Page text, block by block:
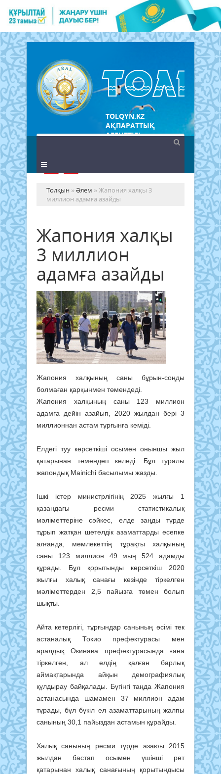
TOLQYN.KZ
АҚПАРАТТЫҚ
АГЕНТТІГІ
Толқын »Әлем » Жапония халқы 3
миллион адамға азайды
Жапония халқы
3 миллион
адамға азайды
Жапония халқының саны бұрын-соңды
болмаған қарқынмен төмендеді.
Жапония халқының саны 123 миллион
адамға дейін азайып, 2020 жылдан бері 3
миллионнан астам тұрғынға кеміді.
Елдегі туу көрсеткіші осымен оныншы жыл
қатарынан төмендеп келеді. Бұл туралы
жапондық Mainichi басылымы жазды.
Ішкі істер министрлігінің 2025 жылғы 1
қазандағы ресми статистикалық
мәліметтеріне сәйкес, елде заңды түрде
тұрып жатқан шетелдік азаматтарды есепке
алғанда, мемлекеттің тұрақты халқының
саны 123 миллион 49 мың 524 адамды
құрады. Бұл қорытынды көрсеткіш 2020
жылғы халық санағы кезінде тіркелген
мәліметтерден 2,5 пайызға төмен болып
шықты.
Айта кетерлігі, тұрғындар санының өсімі тек
астаналық Токио префектурасы мен
аралдық Окинава префектурасында ғана
тіркелген, ал елдің қалған барлық
аймақтарында айқын демографиялық
құлдырау байқалады. Бүгінгі таңда Жапония
астанасында шамамен 37 миллион адам
тұрады, бұл бүкіл ел азаматтарының жалпы
санының 30,1 пайыздан астамын құрайды.
Халық санының ресми түрде азаюы 2015
жылдан бастап осымен үшінші рет
қатарынан халық санағының қорытындысы